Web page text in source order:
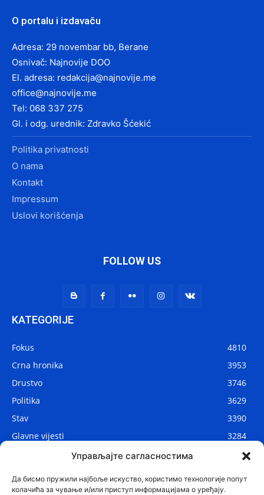
Управљајте сагласностима
Да бисмо пружили најбоље искуство, користимо технологије попут
колачића за чување и/или приступ информацијама о уређају.
O portalu i izdavaču
Adresa: 29 novembar bb, Berane
Osnivač: Najnovije DOO
El. adresa: redakcija@najnovije.me
office@najnovije.me
Tel: 068 337 275
Gl. i odg. urednik: Zdravko Šćekić
Politika privatnosti
O nama
Kontakt
Impressum
Uslovi korišćenja
FOLLOW US
KATEGORIJE
Fokus
4810
Crna hronika
3953
Drustvo
3746
Politika
3629
Stav
3390
Glavne vijesti
3284
2906